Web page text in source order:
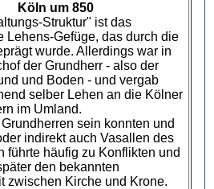
Köln um 850
Struktur" ist das
Lehens-Gefüge, das durch die
wurde. Allerdings war in
der Grundherr - also der
und Boden - und vergab
selber Lehen an die Kölner
im Umland.
sein konnten und
indirekt auch Vasallen des
führte häufig zu Konflikten und
den bekannten
zwischen Kirche und Krone.